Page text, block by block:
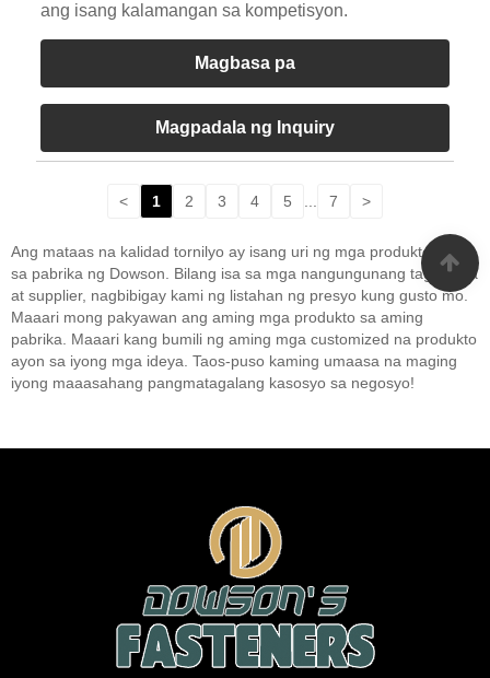
ang isang kalamangan sa kompetisyon.
Magbasa pa
Magpadala ng Inquiry
< 1 2 3 4 5 7 >
Ang mataas na kalidad tornilyo ay isang uri ng mga produkto mula
sa pabrika ng Dowson. Bilang isa sa mga nangungunang tagagawa
at supplier, nagbibigay kami ng listahan ng presyo kung gusto mo.
Maaari mong pakyawan ang aming mga produkto sa aming
pabrika. Maaari kang bumili ng aming mga customized na produkto
ayon sa iyong mga ideya. Taos-puso kaming umaasa na maging
iyong maaasahang pangmatagalang kasosyo sa negosyo!